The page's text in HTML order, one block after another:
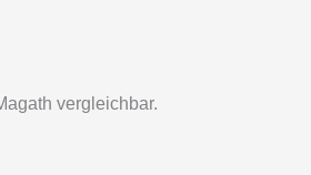
vergleichbar.